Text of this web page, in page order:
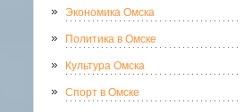
Экономика Омска
Политика в Омске
Культура Омска
Спорт в Омске